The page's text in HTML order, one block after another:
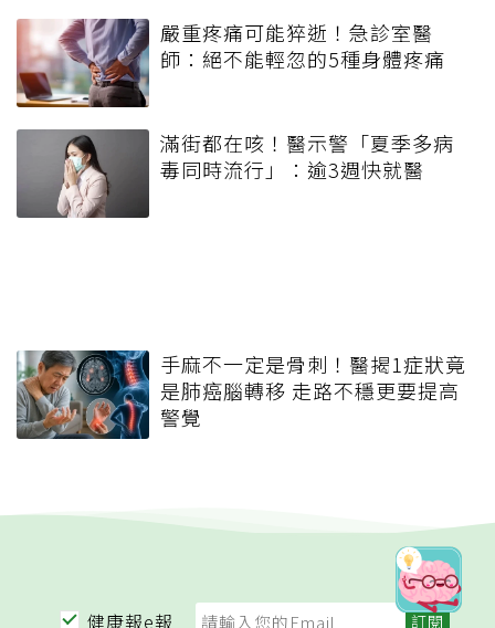
嚴重疼痛可能猝逝！急診室醫
師：絕不能輕忽的5種身體疼痛
滿街都在咳！醫示警「夏季多病
毒同時流行」：逾3週快就醫
手麻不一定是骨刺！醫揭1症狀竟
是肺癌腦轉移 走路不穩更要提高
警覺
健康報e報